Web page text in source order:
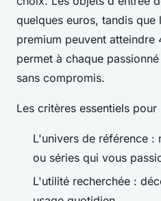
quelques euros, tandis
premium peuvent
permet à chaque
sans compromis.
Les critères essentiels
L'univers de référence :
ou séries qui vous
L'utilité recherchée :